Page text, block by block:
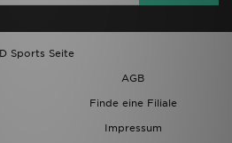
Sports Seite
AGB
Finde eine Filiale
Impressum